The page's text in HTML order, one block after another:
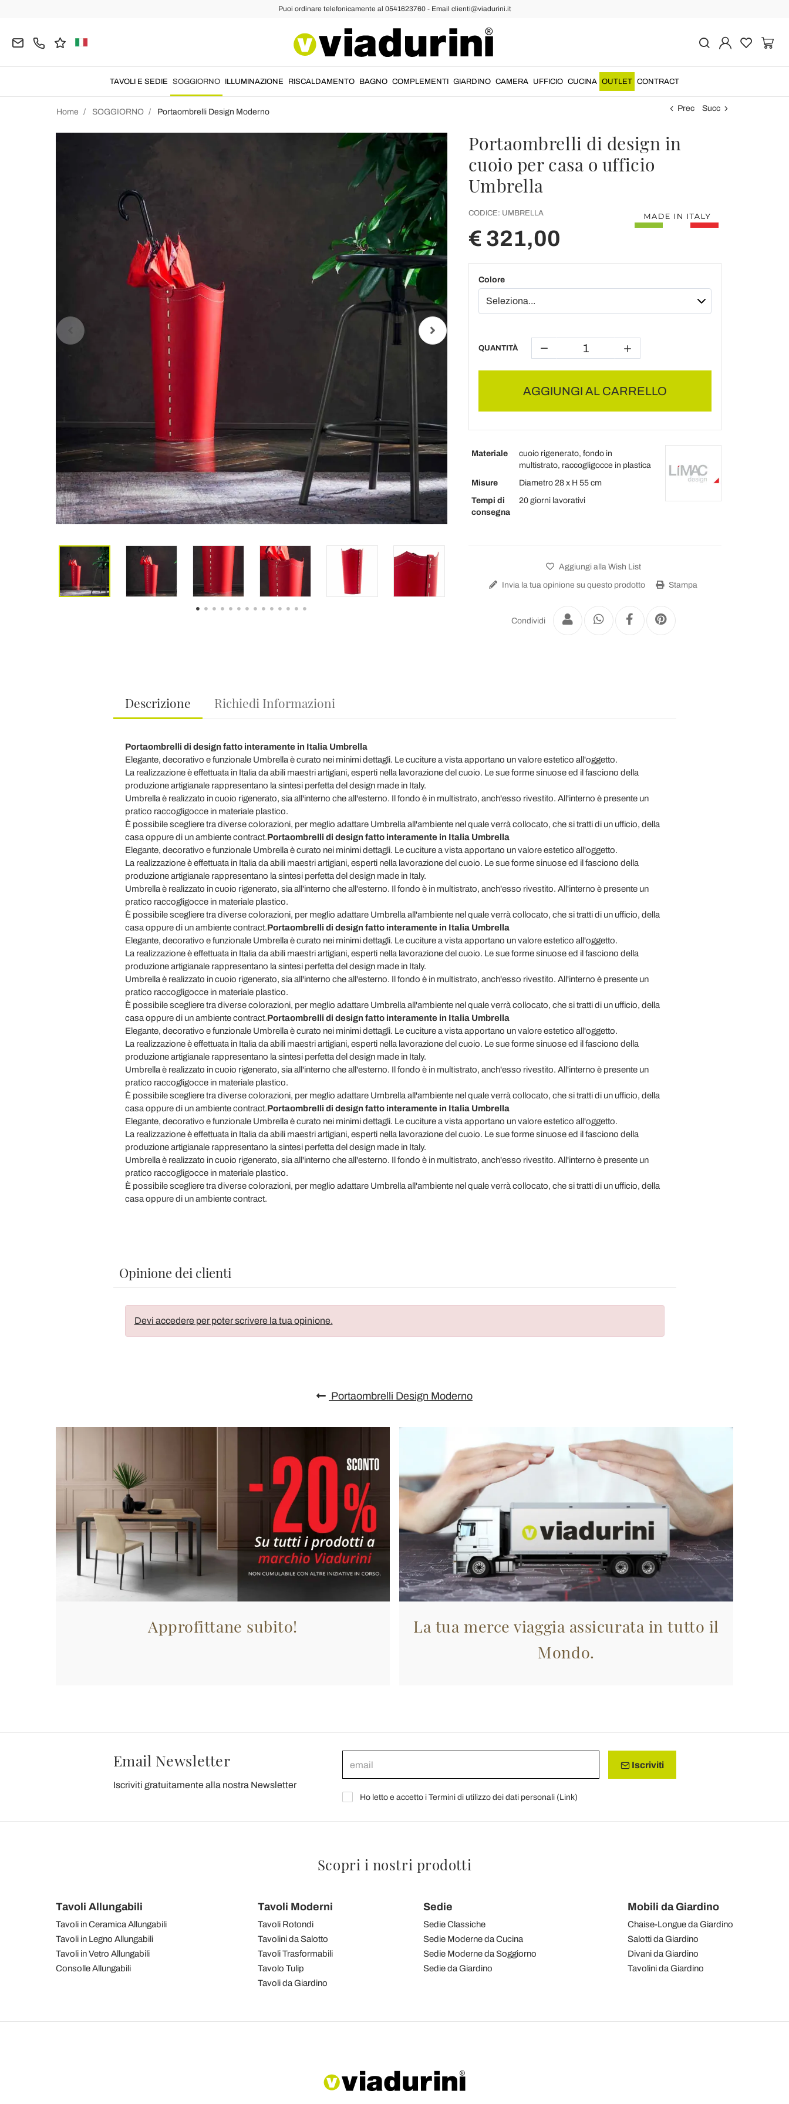
Puoi ordinare telefonicamente al 0541623760 - Email clienti@viadurini.it
TAVOLI E SEDIE SOGGIORNO ILLUMINAZIONE RISCALDAMENTO BAGNO COMPLEMENTI GIARDINO CAMERA UFFICIO CUCINA OUTLET CONTRACT
Home SOGGIORNO Portaombrelli Design Moderno Prec Succ
Portaombrelli di design in
cuoio per casa o ufficio
Umbrella
CODICE: UMBRELLA
€ 321,00
Colore
QUANTITÀ
AGGIUNGI AL CARRELLO
Materiale
cuoio rigenerato, fondo in
multistrato, raccogligocce in plastica
Misure
Diametro 28 x H 55 cm
Tempi di
consegna
20 giorni lavorativi
Aggiungi alla Wish List
Invia la tua opinione su questo prodotto Stampa
Condividi
Descrizione Richiedi Informazioni
Portaombrelli di design fatto interamente in Italia Umbrella
Elegante, decorativo e funzionale Umbrella è curato nei minimi dettagli. Le cuciture a vista apportano un valore estetico all'oggetto.
La realizzazione è effettuata in Italia da abili maestri artigiani, esperti nella lavorazione del cuoio. Le sue forme sinuose ed il fasciono della
produzione artigianale rappresentano la sintesi perfetta del design made in Italy.
Umbrella è realizzato in cuoio rigenerato, sia all'interno che all'esterno. Il fondo è in multistrato, anch'esso rivestito. All'interno è presente un
pratico raccogligocce in materiale plastico.
È possibile scegliere tra diverse colorazioni, per meglio adattare Umbrella all'ambiente nel quale verrà collocato, che si tratti di un ufficio, della
casa oppure di un ambiente contract.Portaombrelli di design fatto interamente in Italia Umbrella
Elegante, decorativo e funzionale Umbrella è curato nei minimi dettagli. Le cuciture a vista apportano un valore estetico all'oggetto.
La realizzazione è effettuata in Italia da abili maestri artigiani, esperti nella lavorazione del cuoio. Le sue forme sinuose ed il fasciono della
produzione artigianale rappresentano la sintesi perfetta del design made in Italy.
Umbrella è realizzato in cuoio rigenerato, sia all'interno che all'esterno. Il fondo è in multistrato, anch'esso rivestito. All'interno è presente un
pratico raccogligocce in materiale plastico.
È possibile scegliere tra diverse colorazioni, per meglio adattare Umbrella all'ambiente nel quale verrà collocato, che si tratti di un ufficio, della
casa oppure di un ambiente contract.Portaombrelli di design fatto interamente in Italia Umbrella
Elegante, decorativo e funzionale Umbrella è curato nei minimi dettagli. Le cuciture a vista apportano un valore estetico all'oggetto.
La realizzazione è effettuata in Italia da abili maestri artigiani, esperti nella lavorazione del cuoio. Le sue forme sinuose ed il fasciono della
produzione artigianale rappresentano la sintesi perfetta del design made in Italy.
Umbrella è realizzato in cuoio rigenerato, sia all'interno che all'esterno. Il fondo è in multistrato, anch'esso rivestito. All'interno è presente un
pratico raccogligocce in materiale plastico.
È possibile scegliere tra diverse colorazioni, per meglio adattare Umbrella all'ambiente nel quale verrà collocato, che si tratti di un ufficio, della
casa oppure di un ambiente contract.Portaombrelli di design fatto interamente in Italia Umbrella
Elegante, decorativo e funzionale Umbrella è curato nei minimi dettagli. Le cuciture a vista apportano un valore estetico all'oggetto.
La realizzazione è effettuata in Italia da abili maestri artigiani, esperti nella lavorazione del cuoio. Le sue forme sinuose ed il fasciono della
produzione artigianale rappresentano la sintesi perfetta del design made in Italy.
Umbrella è realizzato in cuoio rigenerato, sia all'interno che all'esterno. Il fondo è in multistrato, anch'esso rivestito. All'interno è presente un
pratico raccogligocce in materiale plastico.
È possibile scegliere tra diverse colorazioni, per meglio adattare Umbrella all'ambiente nel quale verrà collocato, che si tratti di un ufficio, della
casa oppure di un ambiente contract.Portaombrelli di design fatto interamente in Italia Umbrella
Elegante, decorativo e funzionale Umbrella è curato nei minimi dettagli. Le cuciture a vista apportano un valore estetico all'oggetto.
La realizzazione è effettuata in Italia da abili maestri artigiani, esperti nella lavorazione del cuoio. Le sue forme sinuose ed il fasciono della
produzione artigianale rappresentano la sintesi perfetta del design made in Italy.
Umbrella è realizzato in cuoio rigenerato, sia all'interno che all'esterno. Il fondo è in multistrato, anch'esso rivestito. All'interno è presente un
pratico raccogligocce in materiale plastico.
È possibile scegliere tra diverse colorazioni, per meglio adattare Umbrella all'ambiente nel quale verrà collocato, che si tratti di un ufficio, della
casa oppure di un ambiente contract.
Opinione dei clienti
Devi accedere per poter scrivere la tua opinione.
Portaombrelli Design Moderno
Approfittane subito!
La tua merce viaggia assicurata in tutto il
Mondo.
Email Newsletter
Iscriviti gratuitamente alla nostra Newsletter
Iscriviti
Ho letto e accetto i Termini di utilizzo dei dati personali (Link)
Scopri i nostri prodotti
Tavoli Allungabili
Tavoli in Ceramica Allungabili
Tavoli in Legno Allungabili
Tavoli in Vetro Allungabili
Consolle Allungabili
Tavoli Moderni
Tavoli Rotondi
Tavolini da Salotto
Tavoli Trasformabili
Tavolo Tulip
Tavoli da Giardino
Sedie
Sedie Classiche
Sedie Moderne da Cucina
Sedie Moderne da Soggiorno
Sedie da Giardino
Mobili da Giardino
Chaise-Longue da Giardino
Salotti da Giardino
Divani da Giardino
Tavolini da Giardino